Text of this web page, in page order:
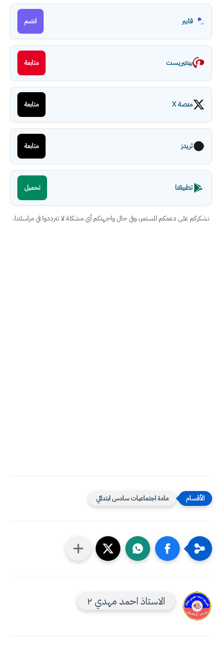
فايبر انضم
بينتيريست متابعة
منصة X متابعة
ثريدز متابعة
تطبيقنا تحميل
نشكركم على دعمكم المستمر، وفي حال واجهتكم أي مشكلة لا تترددوا في مراسلتنا.
مادة اجتماعيات سادس ابتدائي
الاستاذ احمد مهدي ٢